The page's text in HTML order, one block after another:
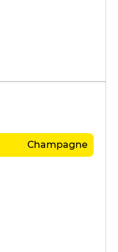
Champagne